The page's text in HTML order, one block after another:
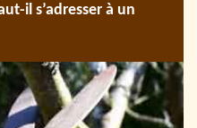
il s’adresser à un